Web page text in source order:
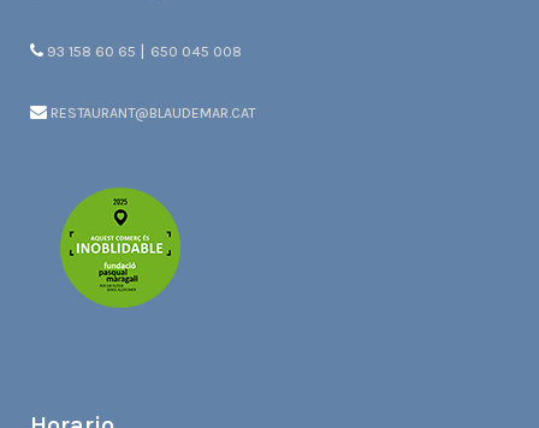
93 158 60 65 | 650 045 008
RESTAURANT@BLAUDEMAR.CAT